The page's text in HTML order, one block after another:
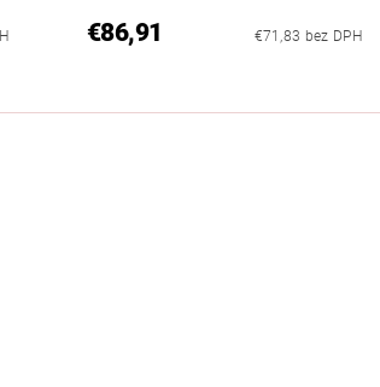
€86,91 €71,83 bez DPH